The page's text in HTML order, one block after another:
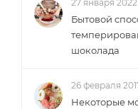
27 января 2022
Бытовой
шоколада
26 февраля
Некоторые